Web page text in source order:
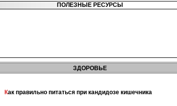
ПОЛЕЗНЫЕ РЕСУРСЫ
ЗДОРОВЬЕ
Как правильно питаться при кандидозе кишечника